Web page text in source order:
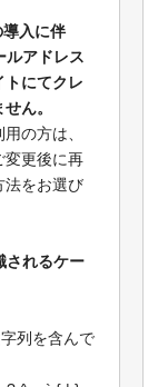
入に伴
ルアドレス
トにてクレ
ん。
の方は、
変更後に再
法をお選び
されるケー
列を含んで